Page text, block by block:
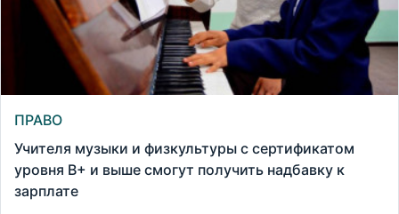
ПРАВО
Учителя музыки и физкультуры с сертификатом
уровня B+ и выше смогут получить надбавку к
зарплате